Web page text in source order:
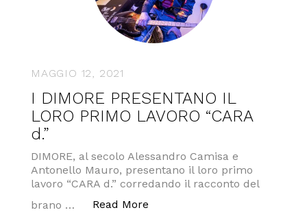
MAGGIO 12, 2021
I DIMORE PRESENTANO IL
LORO PRIMO LAVORO “CARA
d.”
DIMORE, al secolo Alessandro Camisa e
Antonello Mauro, presentano il loro primo
lavoro “CARA d.” corredando il racconto del
brano …
Read More